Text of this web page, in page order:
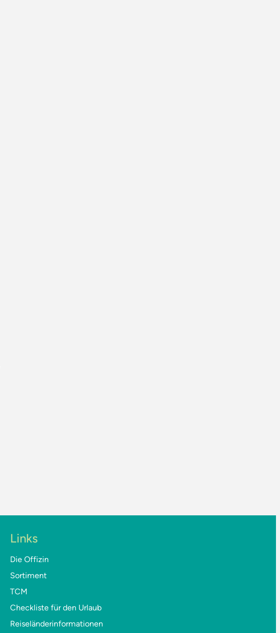
Links
Die Offizin
Sortiment
TCM
Checkliste für den Urlaub
Reiseländerinformationen